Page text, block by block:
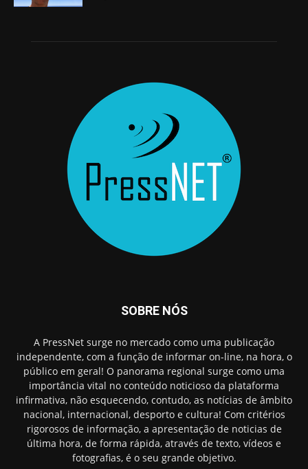
SOBRE NÓS
A PressNet surge no mercado como uma publicação
independente, com a função de informar on-line, na hora, o
público em geral! O panorama regional surge como uma
importância vital no conteúdo noticioso da plataforma
infirmativa, não esquecendo, contudo, as notícias de âmbito
nacional, internacional, desporto e cultura! Com critérios
rigorosos de informação, a apresentação de noticias de
última hora, de forma rápida, através de texto, vídeos e
fotografias, é o seu grande objetivo.